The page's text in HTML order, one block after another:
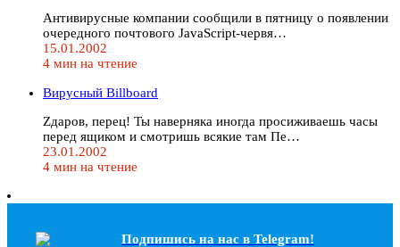
Антивирусные компании сообщили в пятницу о появлении
очередного почтового JavaScript-червя…
15.01.2002
4 мин на чтение
Вирусный Billboard
Zдаров, перец! Ты наверняка иногда просиживаешь часы
перед ящиком и смотришь всякие там Пе…
23.01.2002
4 мин на чтение
Подпишись на наc в Telegram!